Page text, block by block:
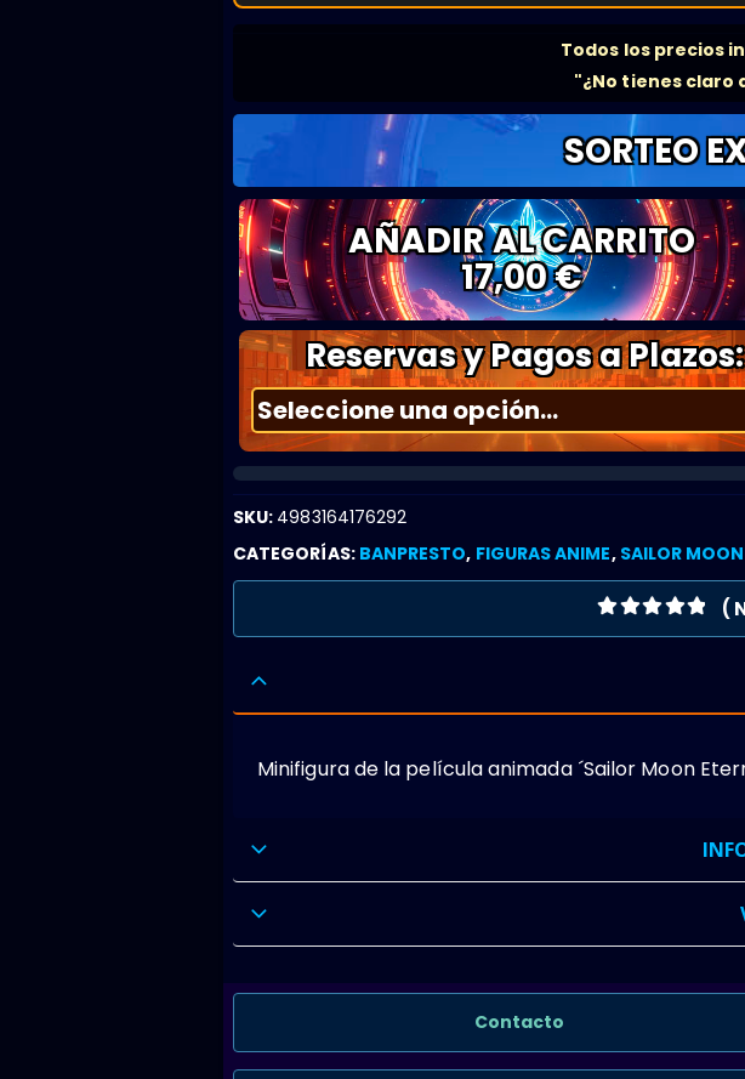
Todos los precios
"¿No tienes claro
SORTEO
AÑADIR AL CARRITO
17,00 €
Reservas y Pagos a Plazos:
SKU: 4983164176292
CATEGORÍAS: BANPRESTO, FIGURAS ANIME, SAILOR MOON
0OUT OF 5
(
Minifigura de la película animada ´Sailor Moon
Contacto